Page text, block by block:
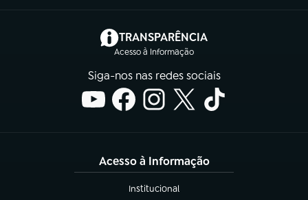
TRANSPARÊNCIA
Acesso à Informação
(abre em nova aba)
Siga-nos nas redes sociais
Acesso à Informação
Institucional
(abre em nova aba)